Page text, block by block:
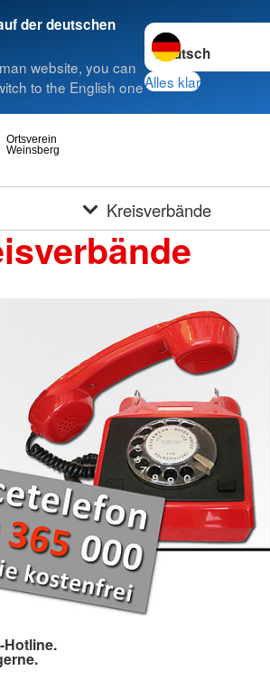
der deutschen
website, you can
to the English one
Sprache wechseln
Alles klar
Weinsberg
Ortsverein
Kreisverbände
Hotline.